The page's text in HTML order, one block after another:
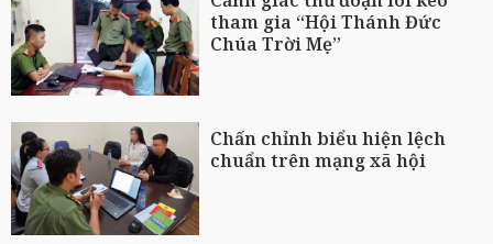
tham gia “Hội Thánh Đức
Chúa Trời Mẹ”
Chấn chỉnh biểu hiện lệch
chuẩn trên mạng xã hội